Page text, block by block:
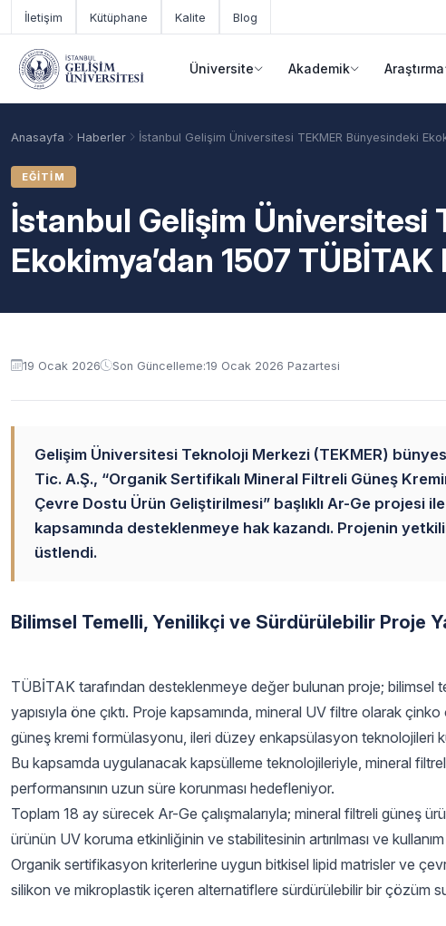
Ana içeriğe geç
İletişim Kütüphane Kalite Blog
Üniversite Akademik Araştırma
Anasayfa Haberler İstanbul Gelişim Üniversitesi TEKMER Bünyesindeki
EĞITIM
İstanbul Gelişim Üniversitesi
Ekokimya’dan 1507
19 Ocak 2026 Son Güncelleme:19 Ocak 2026 Pazartesi
Gelişim Üniversitesi Teknoloji Merkezi (TEKMER)
Tic. A.Ş., “Organik Sertifikalı Mineral Filtreli Güneş
Çevre Dostu Ürün Geliştirilmesi” başlıklı Ar-Ge projesi
kapsamında desteklenmeye hak kazandı. Projenin
üstlendi.
Bilimsel Temelli, Yenilikçi ve Sürdürülebilir Proje
TÜBİTAK tarafından desteklenmeye değer bulunan proje; bilimsel
yapısıyla öne çıktı. Proje kapsamında, mineral UV filtre olarak
güneş kremi formülasyonu, ileri düzey enkapsülasyon teknolojileri
Bu kapsamda uygulanacak kapsülleme teknolojileriyle, mineral
performansının uzun süre korunması hedefleniyor.
Toplam 18 ay sürecek Ar-Ge çalışmalarıyla; mineral filtreli güneş
ürünün UV koruma etkinliğinin ve stabilitesinin artırılması ve
Organik sertifikasyon kriterlerine uygun bitkisel lipid matrisler ve
silikon ve mikroplastik içeren alternatiflere sürdürülebilir bir çözüm